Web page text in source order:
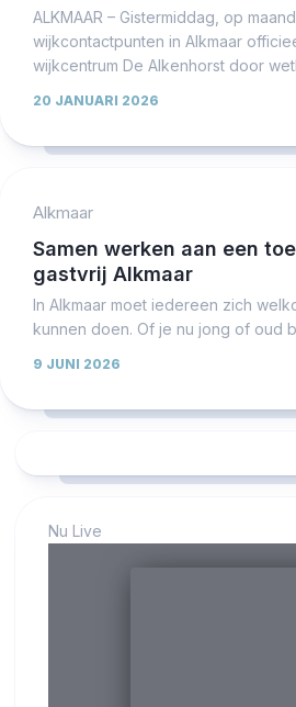
ALKMAAR – Gistermiddag, op
wijkcontactpunten in Alkmaar
wijkcentrum De Alkenhorst door
20 JANUARI 2026
Alkmaar
Samen werken aan een
gastvrij Alkmaar
In Alkmaar moet iedereen zich
kunnen doen. Of je nu jong of oud
9 JUNI 2026
Nu Live